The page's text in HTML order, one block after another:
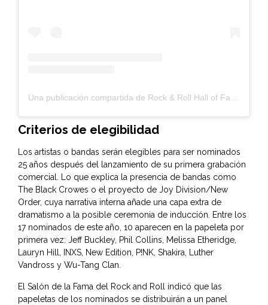
Una publicación compartida de Rock & Roll Hall of Fame (@rockhall)
Criterios de elegibilidad
Los artistas o bandas serán elegibles para ser nominados
25 años después del lanzamiento de su primera grabación
comercial. Lo que explica la presencia de bandas como
The Black Crowes o el proyecto de Joy Division/New
Order, cuya narrativa interna añade una capa extra de
dramatismo a la posible ceremonia de inducción. Entre los
17 nominados de este año, 10 aparecen en la papeleta por
primera vez: Jeff Buckley, Phil Collins, Melissa Etheridge,
Lauryn Hill, INXS, New Edition, P!NK, Shakira, Luther
Vandross y Wu-Tang Clan.
El Salón de la Fama del Rock and Roll indicó que las
papeletas de los nominados se distribuirán a un panel